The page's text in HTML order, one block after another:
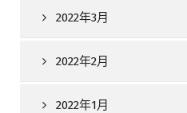
2022年3月
2022年2月
2022年1月